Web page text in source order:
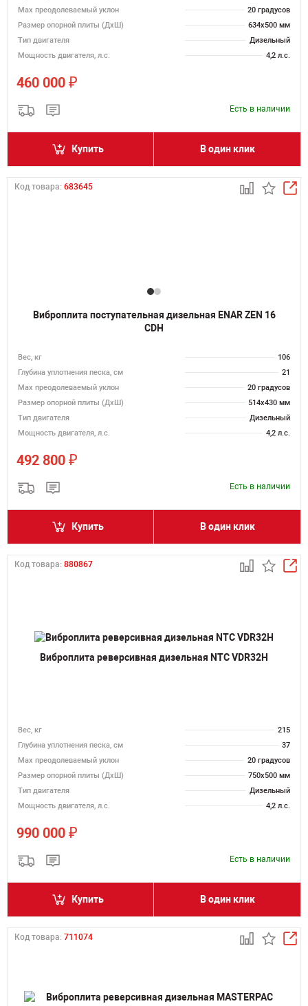
Max преодолеваемый уклон
20 градусов
Размер опорной плиты (ДхШ)
634х500 мм
Тип двигателя
Дизельный
Мощность двигателя, л.с.
4,2 л.с.
460 000 ₽
Есть в наличии
Купить В один клик
Код товара: 683645
Виброплита поступательная дизельная ENAR ZEN 16
CDH
Вес, кг
106
Глубина уплотнения песка, см
21
Max преодолеваемый уклон
20 градусов
Размер опорной плиты (ДхШ)
514х430 мм
Тип двигателя
Дизельный
Мощность двигателя, л.с.
4,2 л.с.
492 800 ₽
Есть в наличии
Купить В один клик
Код товара: 880867
Виброплита реверсивная дизельная NTC VDR32H
Вес, кг
215
Глубина уплотнения песка, см
37
Max преодолеваемый уклон
20 градусов
Размер опорной плиты (ДхШ)
750х500 мм
Тип двигателя
Дизельный
Мощность двигателя, л.с.
4,2 л.с.
990 000 ₽
Есть в наличии
Купить В один клик
Код товара: 711074